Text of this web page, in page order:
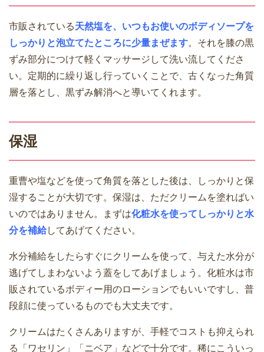
市販されている天然塩を、いつもお使いのボディソープを
しっかりと泡立てたところに少量まぜます。それを膝の黒
ずみ部分につけて軽くマッサージして洗い流してくださ
い。定期的に繰り返し行っていくことで、古くなった角質
層を落とし、黒ずみ解消へと導いてくれます。
保湿
重曹や塩などを使って角質を落とした後は、しっかりと保
湿することが大切です。保湿は、ただクリームを塗ればい
いのではありません。まずは化粧水を使ってしっかりと水
分を補給してあげてください。
水分補給をしたらすぐにクリームを使って、与えた水分が
逃げてしまわないよう蓋をしてあげましょう。化粧水は市
販されているボディー用のローションでもいいですし、普
段顔に使っているものでも大丈夫です。
クリームはたくさんありますが、手軽でコストも抑えられ
る「ワセリン」「ニベア」などで十分です。稀にこういっ